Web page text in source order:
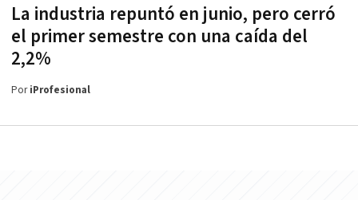
La industria repuntó en junio, pero cerró
el primer semestre con una caída del
2,2%
PoriProfesional